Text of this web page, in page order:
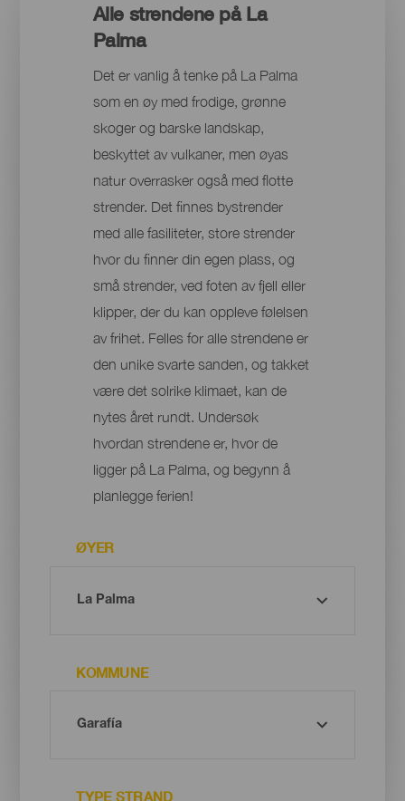
Alle strendene på La
Palma
Det er vanlig å tenke på La Palma
som en øy med frodige, grønne
skoger og barske landskap,
beskyttet av vulkaner, men øyas
natur overrasker også med flotte
strender. Det finnes bystrender
med alle fasiliteter, store strender
hvor du finner din egen plass, og
små strender, ved foten av fjell eller
klipper, der du kan oppleve følelsen
av frihet. Felles for alle strendene er
den unike svarte sanden, og takket
være det solrike klimaet, kan de
nytes året rundt. Undersøk
hvordan strendene er, hvor de
ligger på La Palma, og begynn å
planlegge ferien!
ØYER
KOMMUNE
TYPE STRAND